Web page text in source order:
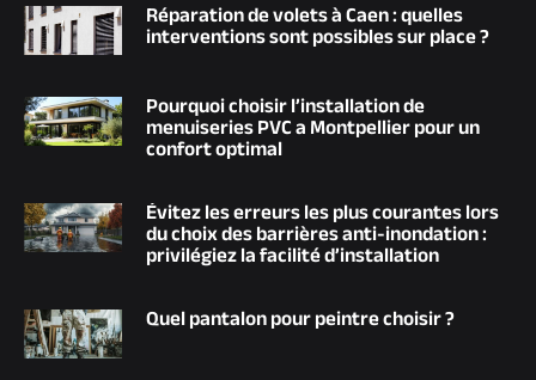
Réparation de volets à Caen : quelles
interventions sont possibles sur place ?
Pourquoi choisir l’installation de
menuiseries PVC a Montpellier pour un
confort optimal
Évitez les erreurs les plus courantes lors
du choix des barrières anti-inondation :
privilégiez la facilité d’installation
Quel pantalon pour peintre choisir ?